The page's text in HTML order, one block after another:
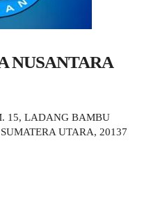
NUSANTARA
15, LADANG BAMBU
UTARA, 20137